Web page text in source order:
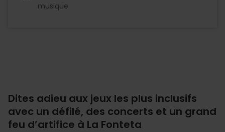
musique
Dites adieu aux jeux les plus inclusifs
avec un défilé, des concerts et un grand
feu d’artifice à La Fonteta